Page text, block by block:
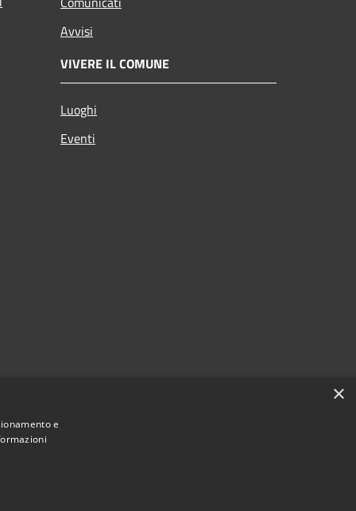
Avvisi
VIVERE IL COMUNE
Luoghi
Eventi
×
e